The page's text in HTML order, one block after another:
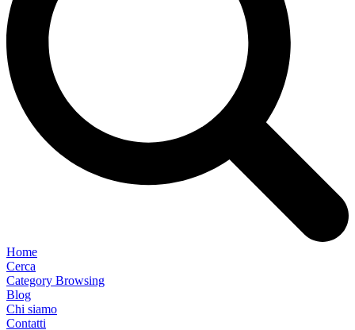
Home
Cerca
Category Browsing
Blog
Chi siamo
Contatti